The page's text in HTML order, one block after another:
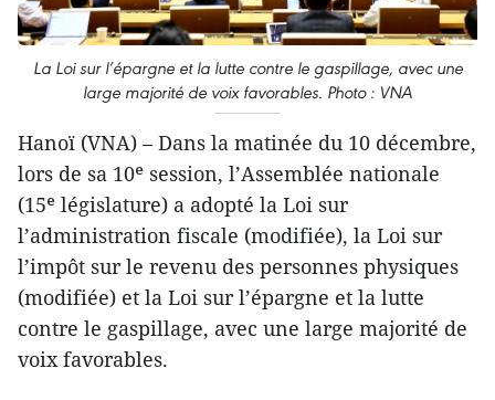
La Loi sur l’épargne et la lutte contre le gaspillage, avec une
large majorité de voix favorables. Photo : VNA
Hanoï (VNA) – Dans la matinée du 10 décembre,
lors de sa 10ᵉ session, l’Assemblée nationale
(15ᵉ législature) a adopté la Loi sur
l’administration fiscale (modifiée), la Loi sur
l’impôt sur le revenu des personnes physiques
(modifiée) et la Loi sur l’épargne et la lutte
contre le gaspillage, avec une large majorité de
voix favorables.